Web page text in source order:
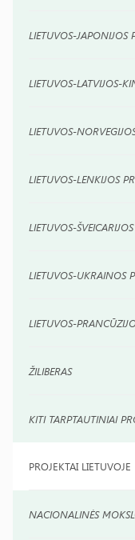
LIETUVOS-JAPONIJOS
LIETUVOS-LATVIJOS-
LIETUVOS-
LIETUVOS-LENKIJOS
LIETUVOS-
LIETUVOS-UKRAINOS
LIETUVOS-
ŽILIBERAS
KITI TARPTAUTINIAI
PROJEKTAI LIETUVOJE
NACIONALINĖS